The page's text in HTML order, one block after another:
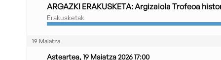
ARGAZKI ERAKUSKETA: Argizaiola Trofeoa
Erakusketak
19 Maiatza
Asteartea, 19 Maiatza 2026 17:00